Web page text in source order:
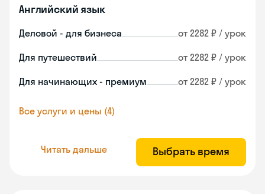
Английский язык
Деловой - для бизнеса от 2282 ₽ / урок
Для путешествий от 2282 ₽ / урок
Для начинающих - премиум от 2282 ₽ / урок
Все услуги и цены (4)
Читать дальше Выбрать время